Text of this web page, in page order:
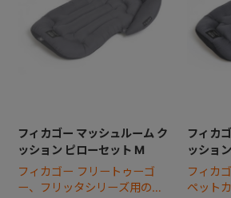
フィカゴー マッシュルーム ク
ッション ピローセット M
フィカゴー フリートゥーゴ
ー、フリッタシリーズ用のペ
フィカ
ッショ
フィカ
ペット